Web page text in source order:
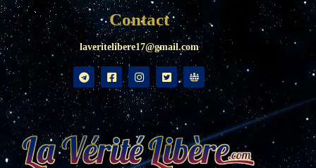
Contact
laveritelibere17@gmail.com